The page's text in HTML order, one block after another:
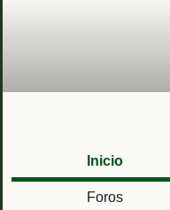
Flotilla de
Inicio
Foros